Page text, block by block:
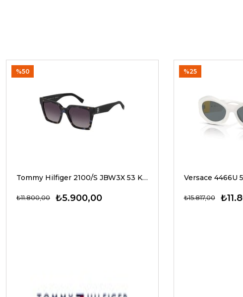
Tommy Hilfiger 2100/S JBW3X 53 Kadın Güneş Gözlükleri
₺5.900,00
₺11.800,00
%50
₺15.817,00
%25